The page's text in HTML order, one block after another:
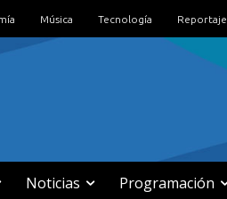
Música Tecnología Reportaje
Noticias Programación